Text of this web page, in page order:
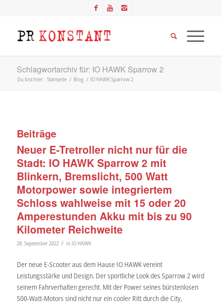
Schlagwortarchiv für: IO HAWK Sparrow 2
Du bist hier: Startseite / Blog / IO HAWK Sparrow 2
Beiträge
Neuer E-Tretroller nicht nur für die
Stadt: IO HAWK Sparrow 2 mit
Blinkern, Bremslicht, 500 Watt
Motorpower sowie integriertem
Schloss wahlweise mit 15 oder 20
Amperestunden Akku mit bis zu 90
Kilometer Reichweite
28. September 2022 / in IO HAWK
Der neue E-Scooter aus dem Hause IO HAWK vereint
Leistungsstärke und Design. Der sportliche Look des Sparrow 2 wird
seinem Fahrverhalten gerecht. Mit der Power seines bürstenlosen
500-Watt-Motors sind nicht nur ein cooler Ritt durch die City,